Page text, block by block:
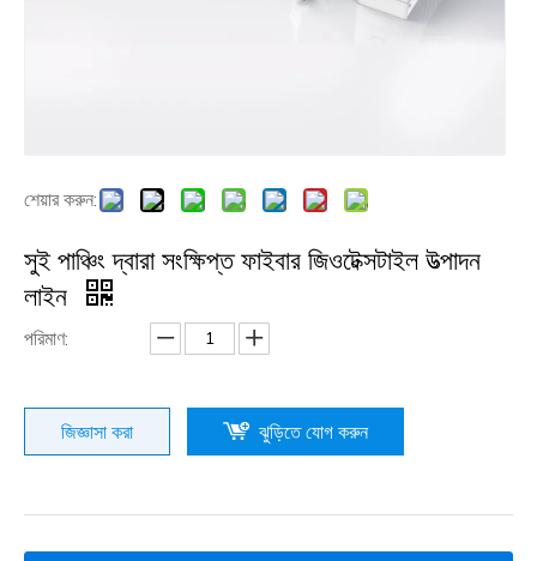
শেয়ার করুন:
সুই পাঞ্চিং দ্বারা সংক্ষিপ্ত ফাইবার জিওটেক্সটাইল উত্পাদন
লাইন
পরিমাণ:
জিজ্ঞাসা করা ঝুড়িতে যোগ করুন